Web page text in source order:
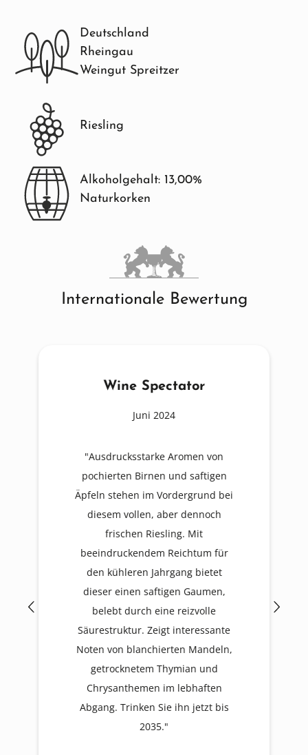
Deutschland
Rheingau
Weingut Spreitzer
Riesling
Alkoholgehalt: 13,00%
Naturkorken
Internationale Bewertung
Wine Spectator
Juni 2024
"Ausdrucksstarke Aromen von
pochierten Birnen und saftigen
Äpfeln stehen im Vordergrund bei
diesem vollen, aber dennoch
frischen Riesling. Mit
beeindruckendem Reichtum für
den kühleren Jahrgang bietet
dieser einen saftigen Gaumen,
belebt durch eine reizvolle
Säurestruktur. Zeigt interessante
Noten von blanchierten Mandeln,
getrocknetem Thymian und
Chrysanthemen im lebhaften
Abgang. Trinken Sie ihn jetzt bis
2035."